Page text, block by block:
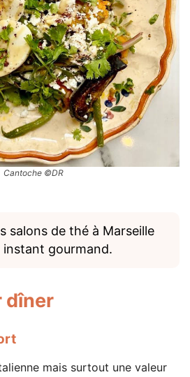
Cantoche ©DR
salons de thé à Marseille
instant gourmand.
dîner
mais surtout une valeur